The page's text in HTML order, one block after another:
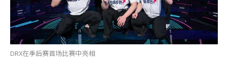
DRX在季后赛首场比赛中亮相